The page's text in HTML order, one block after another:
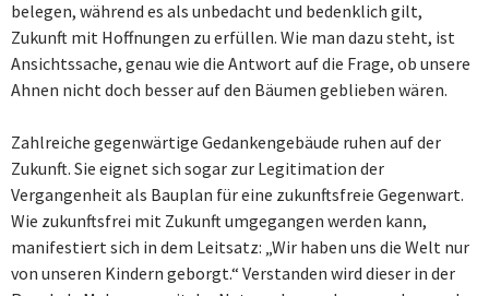
belegen, während es als unbedacht und bedenklich gilt,
Zukunft mit Hoffnungen zu erfüllen. Wie man dazu steht, ist
Ansichtssache, genau wie die Antwort auf die Frage, ob unsere
Ahnen nicht doch besser auf den Bäumen geblieben wären.
Zahlreiche gegenwärtige Gedankengebäude ruhen auf der
Zukunft. Sie eignet sich sogar zur Legitimation der
Vergangenheit als Bauplan für eine zukunftsfreie Gegenwart.
Wie zukunftsfrei mit Zukunft umgegangen werden kann,
manifestiert sich in dem Leitsatz: „Wir haben uns die Welt nur
von unseren Kindern geborgt.“ Verstanden wird dieser in der